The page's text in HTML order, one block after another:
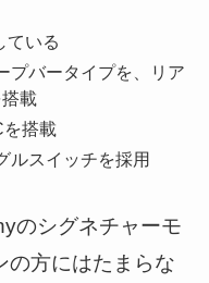
ている
プバータイプを、リア
載
搭載
ルスイッチを採用
のシグネチャーモ
の方にはたまらな